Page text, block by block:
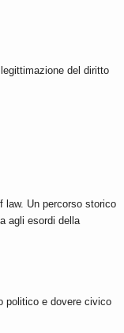
del diritto
law. Un percorso storico
agli esordi della
politico e dovere civico